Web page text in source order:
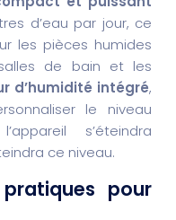
d’eau par jour, ce
les pièces humides
de bain et les
d’humidité intégré,
le niveau
s’éteindra
ce niveau.
pour